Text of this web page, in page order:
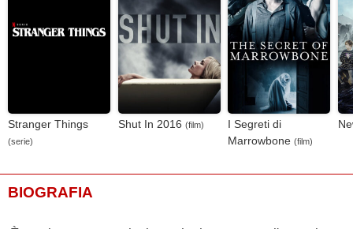
Stranger Things
(serie)
Shut In 2016 (film)
I Segreti di
Marrowbone (film)
BIOGRAFIA